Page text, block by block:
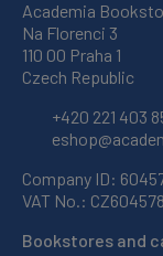
Academia
Na Florenci 3
110 00 Praha 1
Czech Republic
+420 221 403
Company ID:
VAT No.:
Bookstores and